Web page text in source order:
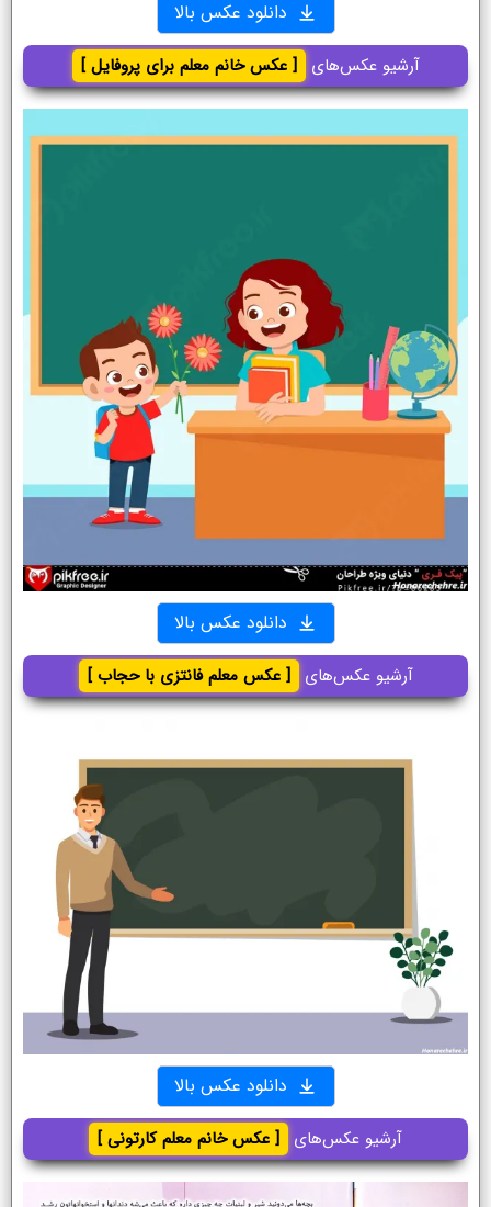
دانلود عکس بالا
آرشیو عکس‌های [ عکس خانم معلم برای پروفایل ]
دانلود عکس بالا
آرشیو عکس‌های [ عکس معلم فانتزی با حجاب ]
دانلود عکس بالا
آرشیو عکس‌های [ عکس خانم معلم کارتونی ]